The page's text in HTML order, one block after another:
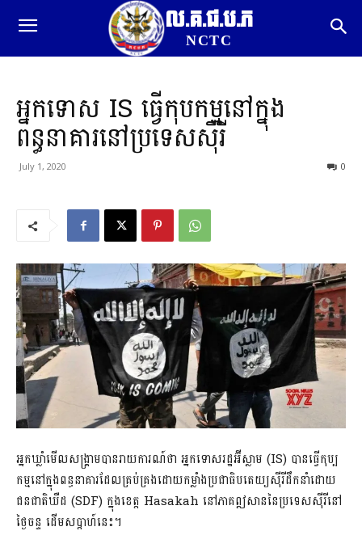
ល.គ.ជ.ប.ភ
NCTC
អ្នកទោស IS ធ្វើ​កុបកម្ម​នៅក្នុង​
ពន្ធនាគារ​នៅ​ប្រទេស​ស៊ី​រី
July 1, 2020 0
អ្នកឃ្លាំមើល​សង្គ្រាម​បាន​រាយការណ៍​ថា អ្នកទោស​រដ្ឋ​អ៊ីស្លាម (IS) បានធ្វើ​កុប្ប
កម្ម​នៅក្នុង​ពន្ធនាគារ​ដែល​គ្រប់គ្រង​ដោយ​កម្លាំង​ប្រជាធិបតេយ្យ​ស៊ី​រី​ដឹកនាំ​ដោយ​
ជនជាតិ​ឃឺ​ដ (SDF) ក្នុង​ខេត្ត Hasakah នៅ​ភាគ​ឦសាន​នៃ​ប្រទេស​ស៊ី​រី​នៅ​
ថ្ងៃ​ចន្ទ ដើម​សប្តាហ៍​នេះ។